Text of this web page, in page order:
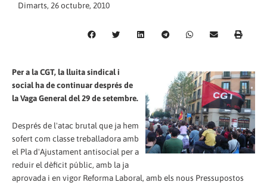
Dimarts, 26 octubre, 2010
Per a la CGT, la lluita sindical i
social ha de continuar després de
la Vaga General del 29 de setembre.
Després de l'atac brutal que ja hem
sofert com classe treballadora amb
el Pla d'Ajustament antisocial per a
reduir el dèficit públic, amb la ja
aprovada i en vigor Reforma Laboral, amb els nous Pressupostos